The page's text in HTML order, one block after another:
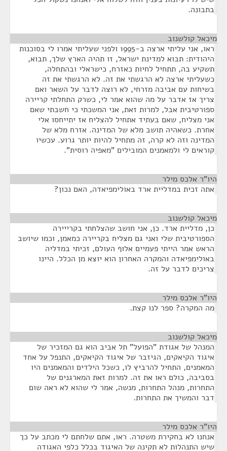
בתבונה.
מיכאל קולשנוב
ראו, אני עליתי ארצה ב-1995 ולפני שעליתי אמרו לי בסוכנות
היהודית: תבוא למדינת ישראל, זו תהיה הארץ שלך, תבוא,
תשקיע בה, תתחיל לחיות כאזרח, כישראלי ובהתחלה,
כשעליתי ארצה לא הרגשתי את זה. לא הרגשתי את זה
בשיחות עם אביבה מזרחי, לא רוצה לדבר על השאר ואם
צריך אז אדבר על מה שהוא אמר לי, כשרק התחלתי קריירה
ספורטיבית אבל, למרות זאת, אני המשכתי כי חשבתי שאם
אני מצליח, שאם בעתיד אתחיל להצליח אז יתייחסו אלי
אחרת. כשאהיה תושב מלא של המדינה. אזרח מלא של
המדינה וזה לא קרה, זה מתחיל להיות יותר גרוע. עכשיו
קוראים לי ולמאמנים המובילים "מאפיה רוסית".
היו"ר אלכס מילר
אתה זכית במדליית ארד באולימפיאדה, האם נכון?
מיכאל קולשנוב
כן, מדליית ארד. כן, אני חושב שהצלחתי בקרייירה
הספורטיבית שלי ואני גם מצליח בקריירה כמאמן, וכמו שיושב
הראש אמר הייתי פעמיים אלוף העולם, זכיתי במדליה
באולימפיאדה והמקרה האחרון הוא יוצא מן הכלל. היינו
צריכים לדבר על זה.
היו"ר אלכס מילר
מה המקרה? ספר לנו קצת.
מיכאל קולשנוב
המנהל של אגודת "הפועל" תל אביב הוא גם המזכיר של
איגוד הקיאקים, הגיזבר של איגוד הקיאקים, התנפל על אחד
המאמנים, התחיל להרביץ לו, כשכל הילדים והמאמנים היו
בסביבה, כולם ראו את זה. למרות זאת המארגנים של
התחרות, מנהל התחרות, מנשה, אמר לי שהוא לא ראה שום
דבר והמשיך את התחרות.
היו"ר אלכס מילר
אנחנו לא בחקירת משטרה. ראו, אתם שלחתם לי מכתב על כך
שיש התנהלות לא תקינה של האיגוד בכלל כלפי האגודה